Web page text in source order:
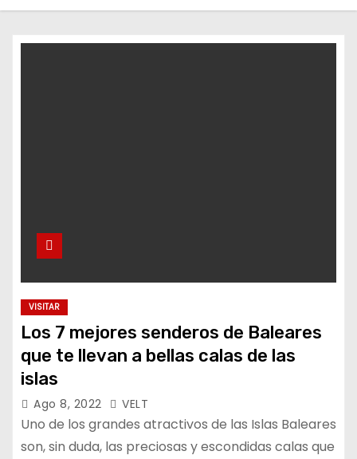
o
VISITAR
Los 7 mejores senderos de Baleares
que te llevan a bellas calas de las
islas
Ago 8, 2022 VELT
Uno de los grandes atractivos de las Islas Baleares
son, sin duda, las preciosas y escondidas calas que